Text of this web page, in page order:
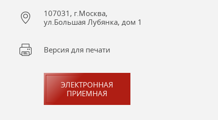
107031, г.Москва,
ул.Большая Лубянка, дом 1
Версия для печати
ЭЛЕКТРОННАЯ
ПРИЕМНАЯ